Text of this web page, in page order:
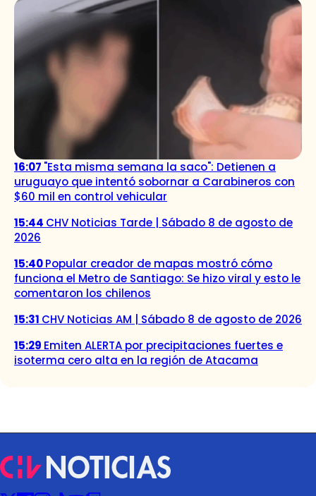
16:07 "Esta misma semana la saco": Detienen a
uruguayo que intentó sobornar a Carabineros con
$60 mil en control vehicular
15:44 CHV Noticias Tarde | Sábado 8 de agosto de
2026
15:40Popular creador de mapas mostró cómo
funciona el Metro de Santiago: Se hizo viral y esto le
comentaron los chilenos
15:31 CHV Noticias AM | Sábado 8 de agosto de 2026
15:29 Emiten ALERTA por precipitaciones fuertes e
isoterma cero alta en la región de Atacama